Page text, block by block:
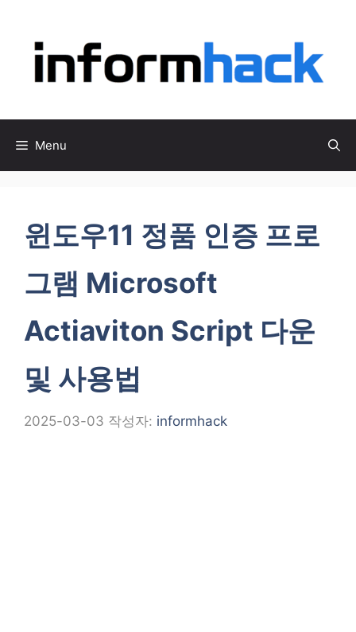
Menu
윈도우11 정품 인증 프로
그램 Microsoft
Actiaviton Script 다운
및 사용법
2025-03-03 작성자: informhack